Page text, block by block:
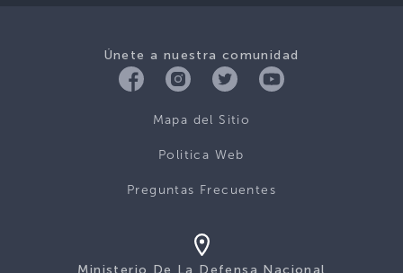
Únete a nuestra comunidad
Mapa del Sitio
Politica Web
Preguntas Frecuentes
Ministerio De La Defensa Nacional